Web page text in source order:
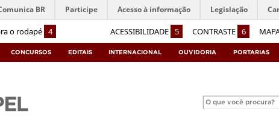
o rodapé 4 ACESSIBILIDADE 5 CONTRASTE 6
BR Participe Acesso à informação Legislação
CONCURSOS EDITAIS INTERNACIONAL OUVIDORIA PORTARIAS